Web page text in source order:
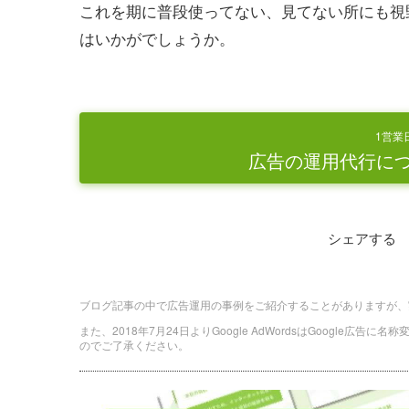
これを期に普段使ってない、見てない所にも
はいかがでしょうか。
1営業
広告の運用代行に
シェアする
ブログ記事の中で広告運用の事例をご紹介することがありますが
また、2018年7月24日よりGoogle AdWordsはGoogle広告に名称
のでご了承ください。